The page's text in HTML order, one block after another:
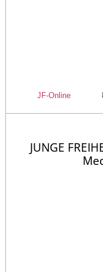
JF-Online
JUNGE